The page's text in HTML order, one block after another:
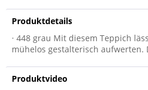
Produktdetails
· 448 grau Mit diesem Teppich
mühelos gestalterisch aufwerten.
Produktvideo